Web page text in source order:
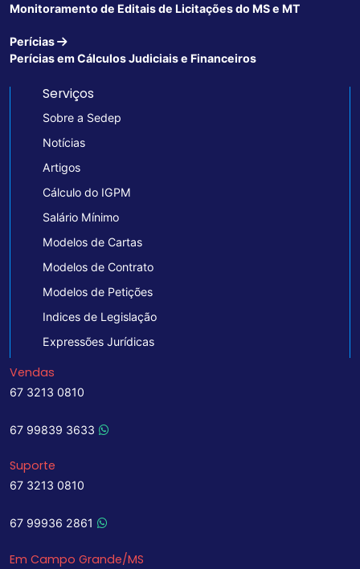
Monitoramento de Editais de Licitações do MS e MT
Perícias
Perícias em Cálculos Judiciais e Financeiros
Serviços
Sobre a Sedep
Notícias
Artigos
Cálculo do IGPM
Salário Mínimo
Modelos de Cartas
Modelos de Contrato
Modelos de Petições
Indices de Legislação
Expressões Jurídicas
Vendas
67 3213 0810
67 99839 3633
Suporte
67 3213 0810
67 99936 2861
Em Campo Grande/MS